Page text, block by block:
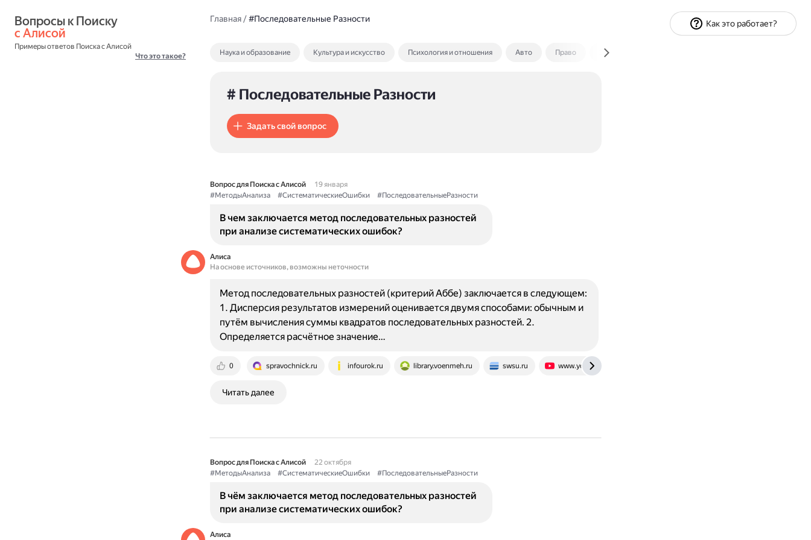
с Алисой
Примеры ответов Поиска с Алисой
Что это такое?
Главная/#Последовательные Разности
Наука и образование Культура и искусство Психология и отношения Авто Право Экономика и финансы
# Последовательные Разности
Задать свой вопрос
Вопрос для Поиска с Алисой
19 января
#МетодыАнализа
#СистематическиеОшибки #ПоследовательныеРазности
В чем заключается метод последовательных разностей
при анализе систематических ошибок?
Алиса
На основе источников, возможны неточности
0 spravochnick.ru infourok.ru library.voenmeh.ru swsu.ru www.youtube.com
Метод последовательных разностей (критерий Аббе) заключается в следующем:
1. Дисперсия результатов измерений оценивается двумя способами: обычным и
путём вычисления суммы квадратов последовательных разностей. 2.
Определяется расчётное значение…
Читать далее
Вопрос для Поиска с Алисой
22 октября
#МетодыАнализа
#СистематическиеОшибки #ПоследовательныеРазности
В чём заключается метод последовательных разностей
при анализе систематических ошибок?
Алиса
Как это работает?